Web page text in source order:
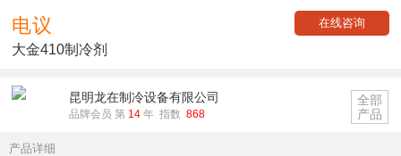
电议 在线咨询
大金410制冷剂
昆明龙在制冷设备有限公司
品牌会员 第 14 年 指数 868
全部
产品
产品详细